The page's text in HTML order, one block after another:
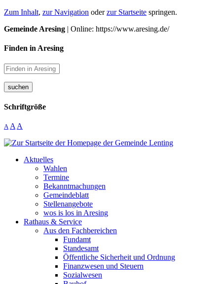
Zum Inhalt, zur Navigation oderzur Startseite springen.
Gemeinde Aresing | Online: https://www.aresing.de/
Finden in Aresing
suchen
Schriftgröße
A A A
Aktuelles
Wahlen
Termine
Bekanntmachungen
Gemeindeblatt
Stellenangebote
wos is los in Aresing
Rathaus & Service
Aus den Fachbereichen
Fundamt
Standesamt
Öffentliche Sicherheit und Ordnung
Finanzwesen und Steuern
Sozialwesen